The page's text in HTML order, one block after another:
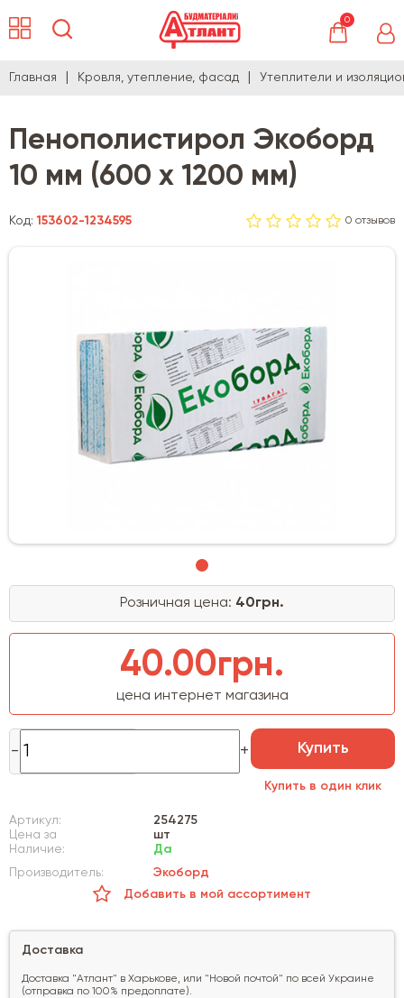
0
Главная Кровля, утепление, фасад Утеплители и
Пенополистирол Экоборд
10 мм (600 х 1200 мм)
Код:153602-1234595 0 отзывов
Розничная цена: 40грн.
40.00грн.
цена интернет магазина
Купить
Купить в один клик
Артикул:
254275
Цена за
шт
Наличие:
Да
Производитель:
Экоборд
Добавить в мой ассортимент
Доставка
Доставка "Атлант" в Харькове, или "Новой почтой" по всей Украине
(отправка по 100% предоплате).